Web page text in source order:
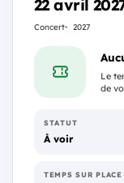
22 avril
Concert 2027
Le
de
STATUT
À voir
TEMPS SUR PLACE